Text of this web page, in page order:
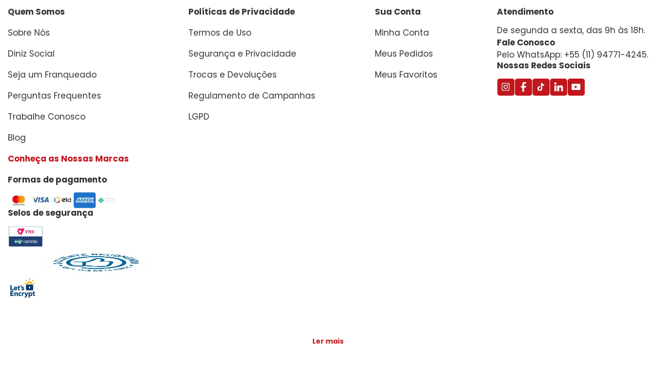
Quem Somos
Sobre Nós
Diniz Social
Seja um Franqueado
Perguntas Frequentes
Trabalhe Conosco
Blog
Conheça as Nossas Marcas
Políticas de Privacidade
Termos de Uso
Segurança e Privacidade
Trocas e Devoluções
Regulamento de Campanhas
LGPD
Sua Conta
Minha Conta
Meus Pedidos
Meus Favoritos
Atendimento
De segunda a sexta, das 9h às 18h.
Fale Conosco
Pelo WhatsApp: +55 (11) 94771-4245.
Nossas Redes Sociais
Formas de pagamento
Selos de segurança
Ler mais